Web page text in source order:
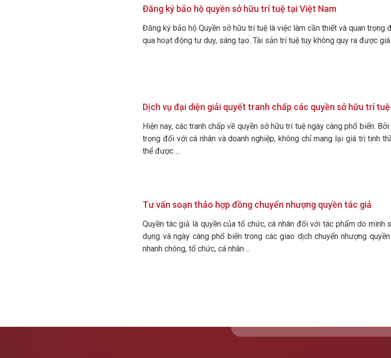
Đăng ký bảo hộ quyền sở hữu trí tuệ tại Việt Nam
Đăng ký bảo hộ Quyền sở hữu trí tuệ là việc làm cần thiết và quan
qua hoạt động tư duy, sáng tạo. Tài sản trí tuệ tuy không quy ra được
Dịch vụ đại diện giải quyết tranh chấp các quyền sở hữu trí tuệ
Hiện nay, các tranh chấp về quyền sở hữu trí tuệ ngày càng phổ biến.
trọng đối với cá nhân và doanh nghiệp, không chỉ mang lại giá trị tinh
thể được ...
Tư vấn soạn thảo hợp đồng chuyển nhượng quyền tác giả
Quyền tác giả là quyền của tổ chức, cá nhân đối với tác phẩm do
dụng và ngày càng phổ biến trong các giao dịch chuyển nhượng
nhanh chóng, tổ chức, cá nhân ...